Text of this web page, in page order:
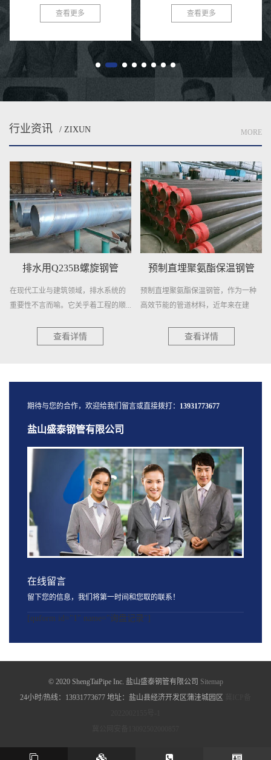
而，很少有人注意到，正是那些深
埋在地下的防腐钢管，默默承担着
我...
查看更多
系统中，地埋供水用防腐螺旋钢管
以其卓越的性能和稳定的品质，赢
不...
查看更多
行业资讯 / ZIXUN MORE
排水用Q235B螺旋钢管
在现代工业与建筑领域，排水系统的
重要性不言而喻。它关乎着工程的顺...
查看详情
预制直埋聚氨酯保温钢管
预制直埋聚氨酯保温钢管，作为一种
高效节能的管道材料，近年来在建
查看详情
期待与您的合作，欢迎给我们留言或直接拨打： 13931773677
盐山盛泰钢管有限公司
在线留言
留下您的信息，我们将第一时间和您取的联系！
[quform id="1" name="询盘记录"]
© 2020 ShengTaiPipe Inc. 盐山盛泰钢管有限公司 Sitemap
24小时/热线：13931773677 地址：盐山县经济开发区蒲洼城园区